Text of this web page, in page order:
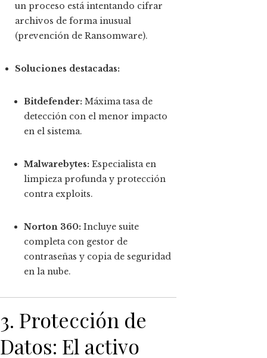
un proceso está intentando cifrar
archivos de forma inusual
(prevención de Ransomware).
Soluciones destacadas:
Bitdefender: Máxima tasa de
detección con el menor impacto
en el sistema.
Malwarebytes: Especialista en
limpieza profunda y protección
contra exploits.
Norton 360: Incluye suite
completa con gestor de
contraseñas y copia de seguridad
en la nube.
3. Protección de
Datos: El activo